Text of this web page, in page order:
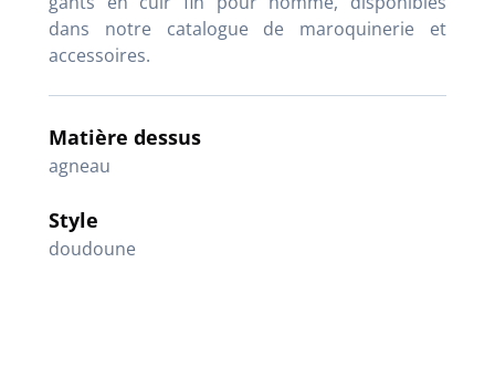
dans notre catalogue de maroquinerie et
accessoires.
Matière dessus
agneau
Style
doudoune